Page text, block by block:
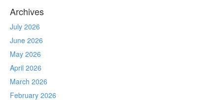
Archives
July 2026
June 2026
May 2026
April 2026
March 2026
February 2026